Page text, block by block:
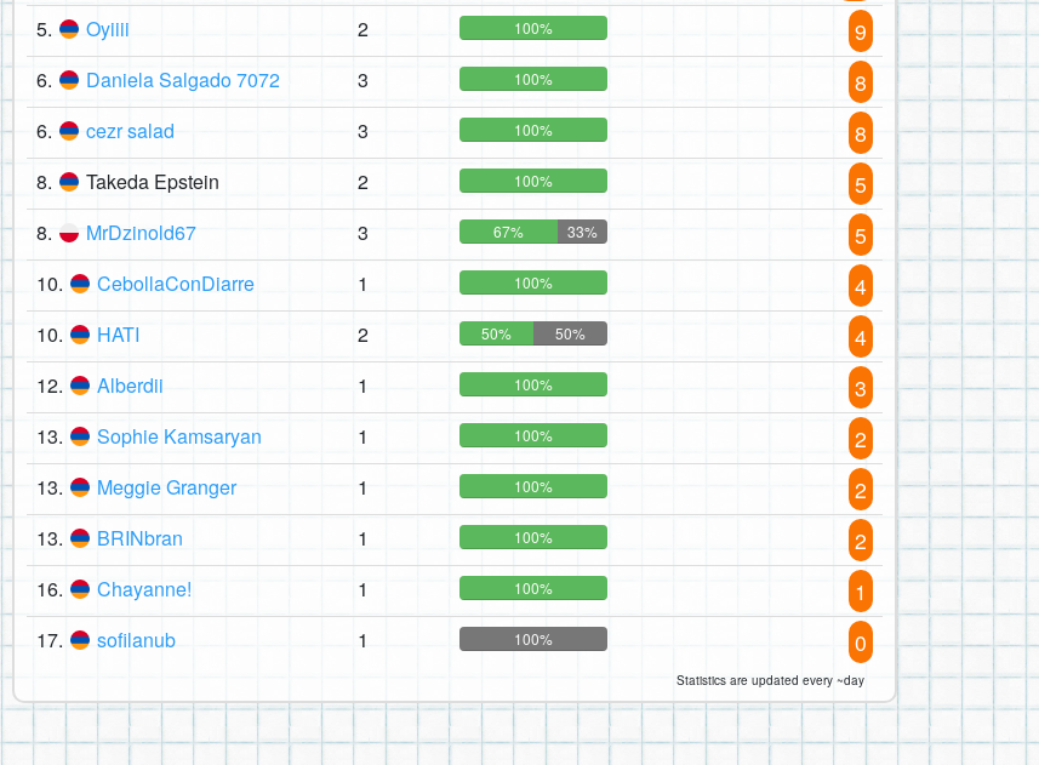
5. Oyiiii 2 100% 9
6. Daniela Salgado 7072 3 100% 8
6. cezr salad 3 100% 8
8. Takeda Epstein 2 100% 5
8. MrDzinold67 3 67% 33% 5
10. CebollaConDiarre 1 100% 4
10. HATI 2 50% 50% 4
12. Alberdii 1 100% 3
13. Sophie Kamsaryan 1 100% 2
13. Meggie Granger 1 100% 2
13. BRINbran 1 100% 2
16. Chayanne! 1 100% 1
17. sofilanub 1 100% 0
Statistics are updated every ~day